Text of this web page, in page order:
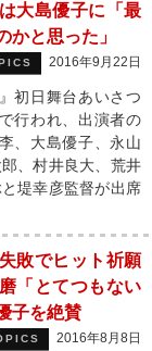
大島優子に「最
かと思った」
2016年9月22日
初日舞台あいさつ
行われ、出演者の
、大島優子、永山
、村井良大、荒井
堤幸彦監督が出席
敗でヒット祈願
「とてつもない
子を絶賛
2016年8月8日